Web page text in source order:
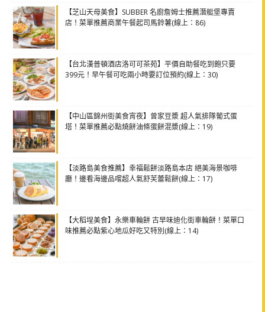
【芝山天母美食】SUBBER 名廚詹姆士推薦潛艇堡專賣
店！菜單推薦商業午餐起司馬鈴薯(線上：86)
【台北漢普頓酒店洛可可茶苑】平價自助餐吃到飽只要
399元！早午餐可吃兩小時要訂位預約(線上：30)
【中山區錦州街美食宵夜】曾家豆漿 超人氣排隊葡式蛋
塔！菜單推薦必點燒餅油條蛋餅混漿(線上：19)
【淡路島美食推薦】幸福鬆餅淡路島本店 絕美海景咖啡
廳！邊看海邊品嚐超人氣舒芙蕾鬆餅(線上：17)
【大稻埕美食】永樂車輪餅 古早味迪化街車輪餅！菜單口
味推薦必點紫心地瓜好吃又特別(線上：14)